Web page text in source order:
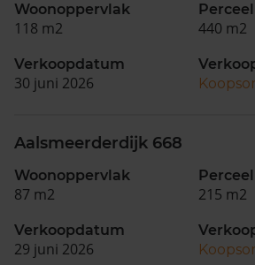
Woonoppervlak
118 m2
Perceel
440 m2
Verkoopdatum
30 juni 2026
Aalsmeerderdijk 668
Woonoppervlak
87 m2
Perceel
215 m2
Verkoopdatum
29 juni 2026